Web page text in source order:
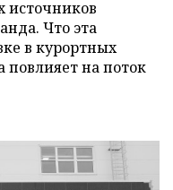
источников
Что эта
в курортных
повлияет на поток